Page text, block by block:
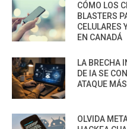
CÓMO LOS
BLASTERS
CELULARES
EN CANADÁ
LA BRECHA
DE IA SE
ATAQUE
OLVIDA